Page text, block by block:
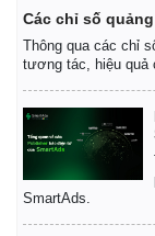
Các chỉ số
Thông qua các chỉ
tương tác, hiệu quả
SmartAds.